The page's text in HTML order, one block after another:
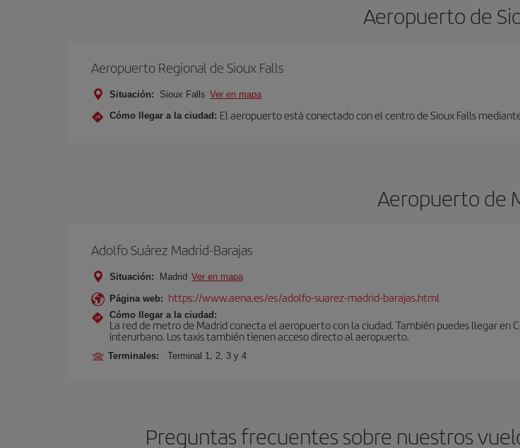
Aeropuerto de
Aeropuerto Regional de Sioux Falls
Situación: Sioux Falls Ver en mapa
Cómo llegar a la ciudad: El aeropuerto está conectado con el centro de Sioux Falls
Aeropuerto de
Adolfo Suárez Madrid-Barajas
Situación: Madrid Ver en mapa
Página web: https://www.aena.es/es/adolfo-suarez-madrid-barajas.html
Cómo llegar a la ciudad:
La red de metro de Madrid conecta el aeropuerto con la ciudad. También puedes llegar en
interurbano. Los taxis también tienen acceso directo al aeropuerto.
Terminales: Terminal 1, 2, 3 y 4
Preguntas frecuentes sobre nuestros